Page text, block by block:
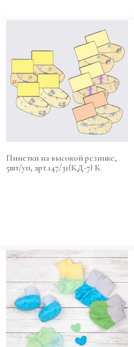
Пинетки на высокой резинке,
5шт/уп, арт.147/31(КД-7) К